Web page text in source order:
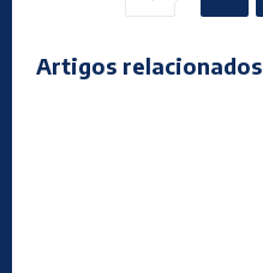
Artigos relacionados